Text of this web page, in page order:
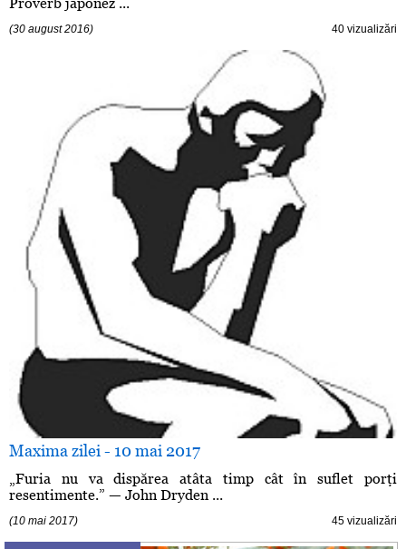
Proverb japonez ...
(30 august 2016) 40 vizualizări
Maxima zilei - 10 mai 2017
„Furia nu va dispărea atâta timp cât în suflet porţi
resentimente.” — John Dryden ...
(10 mai 2017) 45 vizualizări